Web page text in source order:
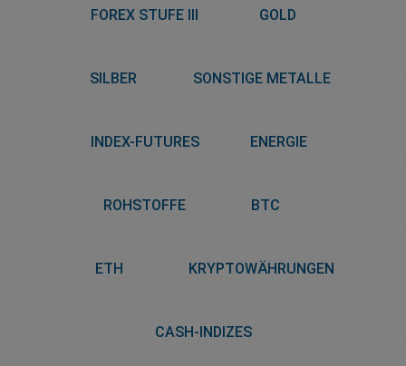
FOREX STUFE III GOLD
SILBER SONSTIGE METALLE
INDEX-FUTURES ENERGIE
ROHSTOFFE BTC
ETH KRYPTOWÄHRUNGEN
CASH-INDIZES